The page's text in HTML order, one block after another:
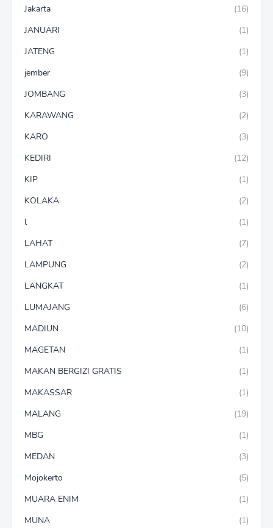
Jakarta
(16)
JANUARI
(1)
JATENG
(1)
jember
(9)
JOMBANG
(3)
KARAWANG
(2)
KARO
(3)
KEDIRI
(12)
KIP
(1)
KOLAKA
(2)
l
(1)
LAHAT
(7)
LAMPUNG
(2)
LANGKAT
(1)
LUMAJANG
(6)
MADIUN
(10)
MAGETAN
(1)
MAKAN BERGIZI GRATIS
(1)
MAKASSAR
(1)
MALANG
(19)
MBG
(1)
MEDAN
(3)
Mojokerto
(5)
MUARA ENIM
(1)
MUNA
(1)